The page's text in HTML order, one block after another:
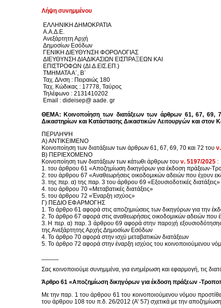
Λήψη συνημμένου
ΕΛΛΗΝΙΚΗ ΔΗΜΟΚΡΑΤΙΑ
Α.Α.Δ.Ε.
Ανεξάρτητη Αρχή
Δημοσίων Εσόδων
ΓΕΝΙΚΗ ΔΙΕΥΘΥΝΣΗ ΦΟΡΟΛΟΓΙΑΣ
ΔΙΕΥΘΥΝΣΗ ΔΙΑΔΙΚΑΣΙΩΝ ΕΙΣΠΡΑΞΕΩΝ ΚΑΙ
ΕΠΙΣΤΡΟΦΩΝ (ΔΙ.Δ.ΕΙΣ.ΕΠ.)
ΤΜΗΜΑΤΑ Α΄, Β΄
Ταχ. Δ/νση : Πειραιώς 180
Ταχ. Κώδικας : 17778, Ταύρος
Τηλέφωνο : 2131410202
Email : dideisep@ aade. gr
ΘΕΜΑ: Κοινοποίηση των διατάξεων των άρθρων 61, 67, 69,
Δικαστηρίων και Κατάστασης Δικαστικών Λειτουργών και στον
ΠΕΡΙΛΗΨΗ
Α) ΑΝΤΙΚΕΙΜΕΝΟ
Κοινοποίηση των διατάξεων των άρθρων 61, 67, 69, 70 και 72 του
Β) ΠΕΡΙΕΧΟΜΕΝΟ
Κοινοποίηση των διατάξεων των κάτωθι άρθρων του ν. 5197/2025 :
1. του άρθρου 61 «Αποζημίωση δικηγόρων για έκδοση πράξεων-
2. του άρθρου 67 «Αναθεωρήσεις οικοδομικών αδειών που έχουν
3. της περ. α) της παρ. 3 του άρθρου 69 «Εξουσιοδοτικές διατάξεις»
4. του άρθρου 70 «Μεταβατικές διατάξεις»
5. του άρθρου 72 «Έναρξη ισχύος»
Γ) ΠΕΔΙΟ ΕΦΑΡΜΟΓΗΣ
1. Το άρθρο 61 αφορά στις αποζημιώσεις των δικηγόρων για την
2. Το άρθρο 67 αφορά στις αναθεωρήσεις οικοδομικών αδειών που
3. Η περ. α) παρ. 3 άρθρου 69 αφορά στην παροχή εξουσιοδότησης
της Ανεξάρτητης Αρχής Δημοσίων Εσόδων
4. Το άρθρο 70 αφορά στην ισχύ μεταβατικών διατάξεων
5. Το άρθρο 72 αφορά στην έναρξη ισχύος του κοινοποιούμενου
Σας κοινοποιούμε συνημμένα, για ενημέρωση και εφαρμογή, τις
Άρθρο 61 «Αποζημίωση δικηγόρων για έκδοση πράξεων -
Με την παρ. 1 του άρθρου 61 του κοινοποιούμενου νόμου
του άρθρου 108 του π.δ. 26/2012 (Α’ 57) σχετικά με την